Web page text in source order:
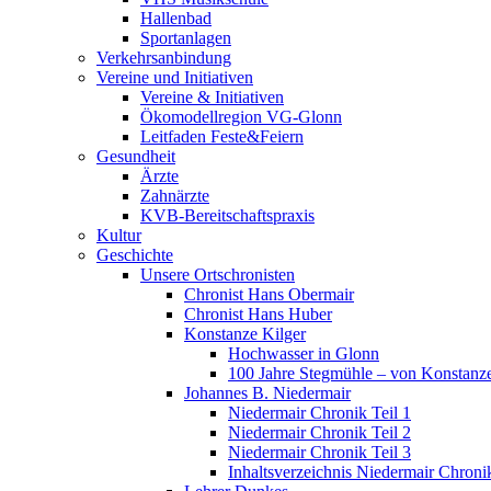
Hallenbad
Sportanlagen
Verkehrsanbindung
Vereine und Initiativen
Vereine & Initiativen
Ökomodellregion VG-Glonn
Leitfaden Feste&Feiern
Gesundheit
Ärzte
Zahnärzte
KVB-Bereitschaftspraxis
Kultur
Geschichte
Unsere Ortschronisten
Chronist Hans Obermair
Chronist Hans Huber
Konstanze Kilger
Hochwasser in Glonn
100 Jahre Stegmühle – von
Johannes B. Niedermair
Niedermair Chronik Teil 1
Niedermair Chronik Teil 2
Niedermair Chronik Teil 3
Inhaltsverzeichnis Niedermair